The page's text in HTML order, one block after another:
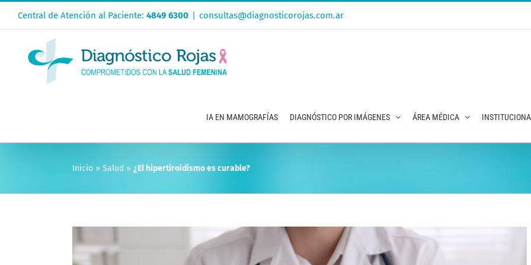
Central de Atención al Paciente: 4849 6300 | consultas@diagnosticorojas.com.ar
IA EN MAMOGRAFÍAS DIAGNÓSTICO POR IMÁGENES ÁREA MÉDICA
Inicio » Salud » ¿El hipertiroidismo es curable?